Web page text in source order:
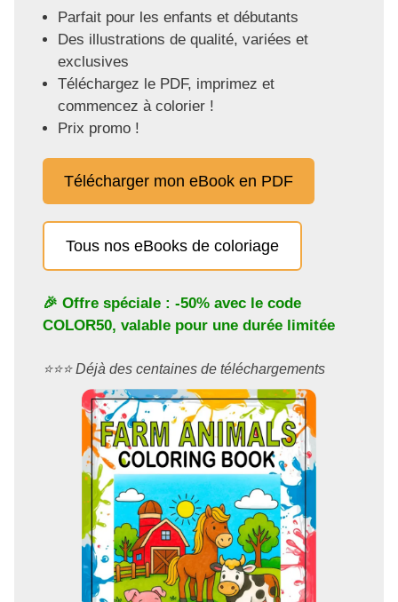
Parfait pour les enfants et débutants
Des illustrations de qualité, variées et
exclusives
Téléchargez le PDF, imprimez et
commencez à colorier !
Prix promo !
Télécharger mon eBook en PDF
Tous nos eBooks de coloriage
🎉 Offre spéciale : -50% avec le code
COLOR50, valable pour une durée limitée
⭐️⭐️⭐️ Déjà des centaines de téléchargements